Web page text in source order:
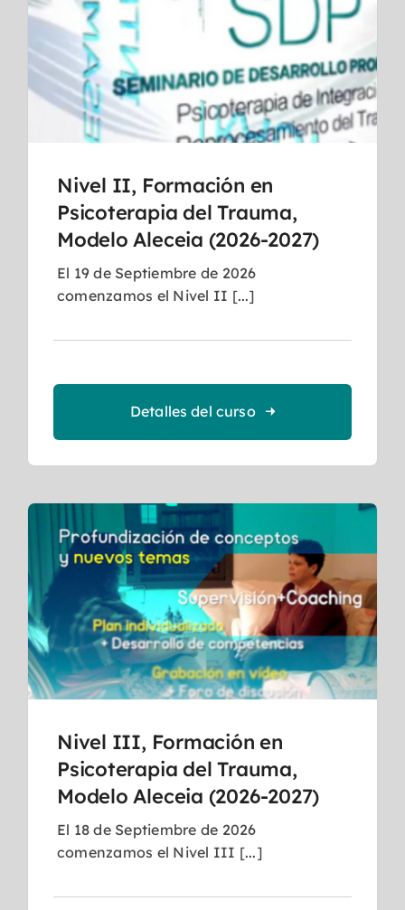
Nivel II, Formación en
Psicoterapia del Trauma,
Modelo Aleceia (2026-2027)
El 19 de Septiembre de 2026
comenzamos el Nivel II [...]
Detalles del curso
Nivel III, Formación en
Psicoterapia del Trauma,
Modelo Aleceia (2026-2027)
El 18 de Septiembre de 2026
comenzamos el Nivel III [...]